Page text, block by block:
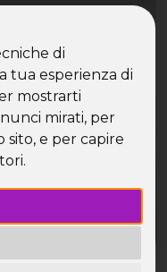
di
tua esperienza di
mostrarti
mirati, per
sito, e per capire
Date®
Speed Date®